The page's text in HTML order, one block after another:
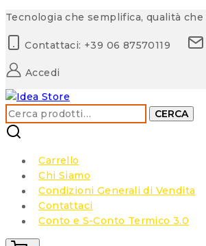
Skip
content
Tecnologia che semplifica, qualità che
Contattaci: +39 06 87570119
Accedi
Cerca: CERCA
Carrello
Chi Siamo
Condizioni Generali di Vendita
Contattaci
Conto e S-Conto Termico 3.0